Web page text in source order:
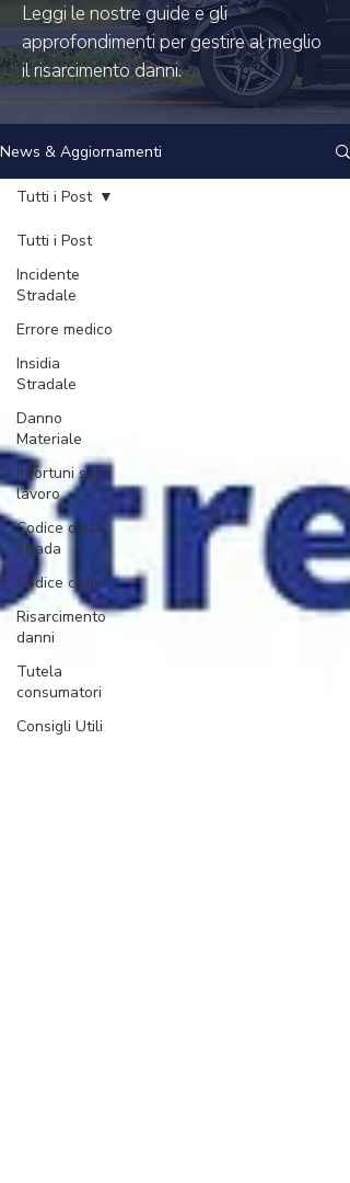
Leggi le nostre guide e gli
approfondimenti per gestire al meglio
il risarcimento danni.
News & Aggiornamenti
Tutti i Post
Incidente
Stradale
Errore medico
Insidia
Stradale
Danno
Materiale
Infortuni sul
lavoro
Codice della
strada
Codice civile
Risarcimento
danni
Tutela
consumatori
Consigli Utili
Tutti i Post